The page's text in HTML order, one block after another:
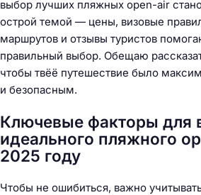
выбор лучших пляжных open-air
острой темой — цены, визовые
маршрутов и отзывы туристов
правильный выбор. Обещаю
чтобы твёё путешествие было
и безопасным.
Ключевые факторы для
идеального пляжного
2025 году
Чтобы не ошибиться, важно